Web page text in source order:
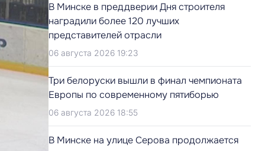
В Минске в преддверии Дня строителя
наградили более 120 лучших
представителей отрасли
06 августа 2026 19:23
Три белоруски вышли в финал чемпионата
Европы по современному пятиборью
06 августа 2026 18:55
В Минске на улице Серова продолжается